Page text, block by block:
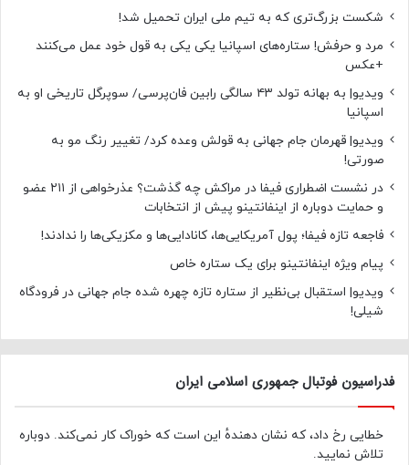
شکست بزرگ‌تری که به تیم ملی ایران تحمیل شد!
مرد و حرفش! ستاره‌های اسپانیا یکی یکی به قول خود عمل می‌کنند
+عکس
ویدیو| به بهانه تولد ۴۳ سالگی رابین فان‌پرسی/ سوپرگل تاریخی او به
اسپانیا
ویدیو| قهرمان جام جهانی به قولش وعده کرد/ تغییر رنگ مو به
صورتی!
در نشست اضطراری فیفا در مراکش چه گذشت؟ عذرخواهی از ۲۱۱ عضو
و حمایت دوباره از اینفانتینو پیش از انتخابات
فاجعه تازه فیفا؛ پول آمریکایی‌ها، کانادایی‌ها و مکزیکی‌ها را ندادند!
پیام ویژه اینفانتینو برای یک ستاره خاص
ویدیو| استقبال بی‌نظیر از ستاره تازه چهره شده جام جهانی در فرودگاه
شیلی!
فدراسیون فوتبال جمهوری اسلامی ایران
خطایی رخ داد، که نشان دهندهٔ این است که خوراک کار نمی‌کند. دوباره
تلاش نمایید.